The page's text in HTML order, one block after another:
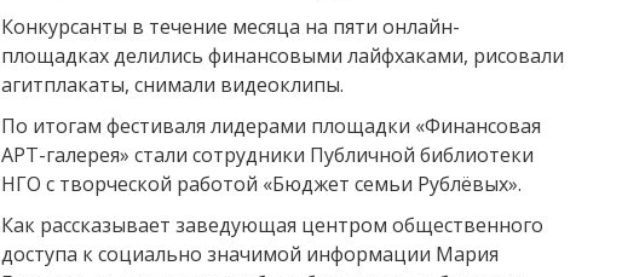
Конкурсанты в течение месяца на пяти онлайн-
площадках делились финансовыми лайфхаками, рисовали
агитплакаты, снимали видеоклипы.
По итогам фестиваля лидерами площадки «Финансовая
АРТ-галерея» стали сотрудники Публичной библиотеки
НГО с творческой работой «Бюджет семьи Рублёвых».
Как рассказывает заведующая центром общественного
доступа к социально значимой информации Мария